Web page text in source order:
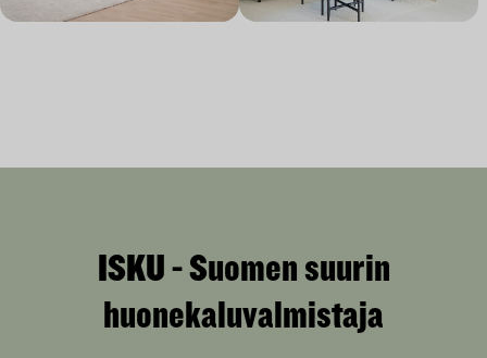
ISKU - Suomen suurin
huonekaluvalmistaja